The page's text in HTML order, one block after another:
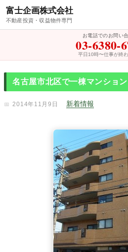
富士企画株式会社
不動産投資・収益物件専門
お電話でのお問い
03-6380-
平日10時〜仕事が終
名古屋市北区で一棟マンショ
2014年11月9日 新着情報